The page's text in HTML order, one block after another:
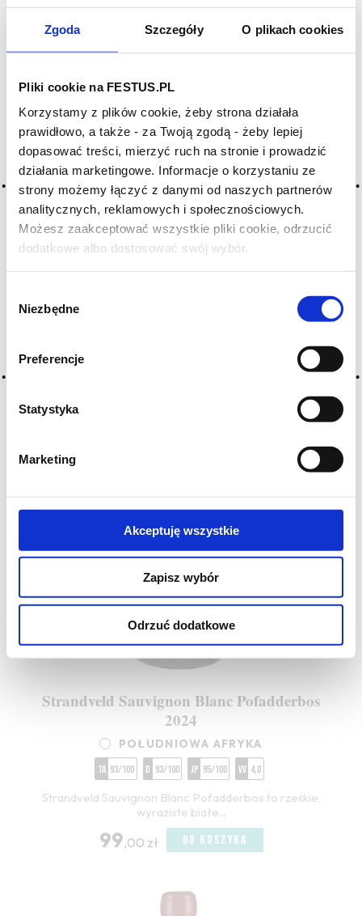
Zgoda Szczegóły O plikach cookies
Pliki cookie na FESTUS.PL
Korzystamy z plików cookie, żeby strona działała
prawidłowo, a także - za Twoją zgodą - żeby lepiej
dopasować treści, mierzyć ruch na stronie i prowadzić
działania marketingowe. Informacje o korzystaniu ze
strony możemy łączyć z danymi od naszych partnerów
analitycznych, reklamowych i społecznościowych.
Możesz zaakceptować wszystkie pliki cookie, odrzucić
dodatkowe albo dostosować swój wybór.
zgody
Niezbędne
Preferencje
Statystyka
Marketing
Akceptuję wszystkie
Zapisz wybór
Odrzuć dodatkowe
Czy masz ukończone 18 lat?
która utrzymuje i pielęgnuje tradycyjne metody
produkcji szlachetnych sherry, z których słynie
Valdespino jest ostatnią bodegą w regionie, która jako
jedyna do całego procesu produkcji używa dębowych
beczek. Niektóre z nich mają już ponad sto lat.
Wyjątkowy, tradycyjny smak tych ponadczasowych win
nie umknął słynnym krytykom i miłośnikom wina. Robert
Parker czy Wine Spectator przyznają im wysokie
punktacje.
Strandveld Sauvignon Blanc Pofadderbos
2024
POŁUDNIOWA AFRYKA
TA 93/100 D 93/100 JP 95/100 VV 4,0
Strandveld Sauvignon Blanc Pofadderbos to rześkie,
wyraziste białe...
99,00 zł DO KOSZYKA